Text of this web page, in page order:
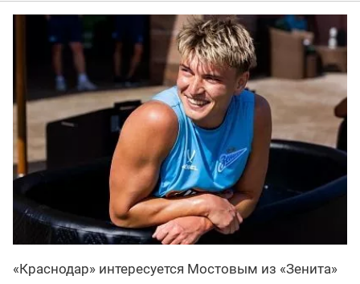
«Краснодар» интересуется Мостовым из «Зенита»